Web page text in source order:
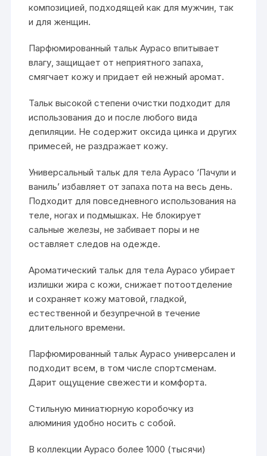
композицией, подходящей как для мужчин, так
и для женщин.
Парфюмированный тальк Аурасо впитывает
влагу, защищает от неприятного запаха,
смягчает кожу и придает ей нежный аромат.
Тальк высокой степени очистки подходит для
использования до и после любого вида
депиляции. Не содержит оксида цинка и других
примесей, не раздражает кожу.
Универсальный тальк для тела Аурасо ‘Пачули и
ваниль’ избавляет от запаха пота на весь день.
Подходит для повседневного использования на
теле, ногах и подмышках. Не блокирует
сальные железы, не забивает поры и не
оставляет следов на одежде.
Ароматический тальк для тела Аурасо убирает
излишки жира с кожи, снижает потоотделение
и сохраняет кожу матовой, гладкой,
естественной и безупречной в течение
длительного времени.
Парфюмированный тальк Аурасо универсален и
подходит всем, в том числе спортсменам.
Дарит ощущение свежести и комфорта.
Стильную миниатюрную коробочку из
алюминия удобно носить с собой.
В коллекции Аурасо более 1000 (тысячи)